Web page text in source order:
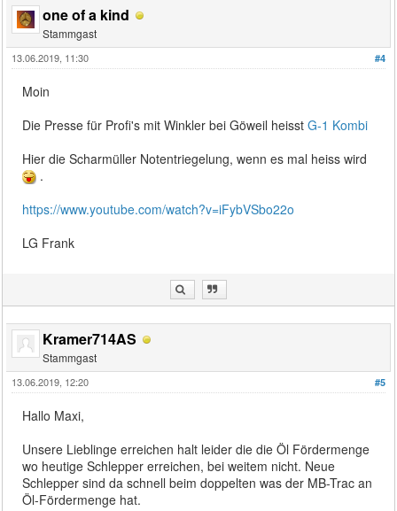
one of a kind
Stammgast
#4
13.06.2019, 11:30
Moin
Die Presse für Profi's mit Winkler bei Göweil heisstG-1 Kombi
Hier die Scharmüller Notentriegelung, wenn es mal heiss wird
.
https://www.youtube.com/watch?v=iFybVSbo22o
LG Frank
Kramer714AS
Stammgast
#5
13.06.2019, 12:20
Hallo Maxi,
Unsere Lieblinge erreichen halt leider die die Öl Fördermenge
wo heutige Schlepper erreichen, bei weitem nicht. Neue
Schlepper sind da schnell beim doppelten was der MB-Trac an
Öl-Fördermenge hat.